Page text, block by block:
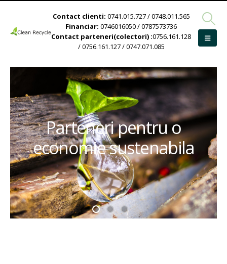
Contact clienti: 0741.015.727 / 0748.011.565
Financiar: 0746016050 / 0787573736
Contact parteneri(colectori) :0756.161.128
/ 0756.161.127 / 0747.071.085
Parteneri pentru o
economie sustenabila